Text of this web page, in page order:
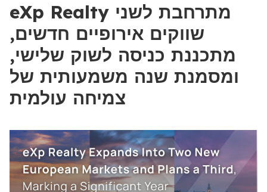
eXp Realty מתרחבת לשני
שווקים אירופיים חדשים,
מתכננת כניסה לשוק שלישי,
ומסמנת שנה משמעותית של
צמיחה עולמית